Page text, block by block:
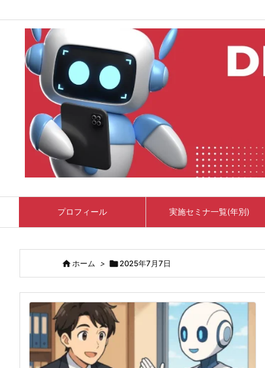
プロフィール 実施セミナ一覧(年別)
ホーム > 2025年7月7日